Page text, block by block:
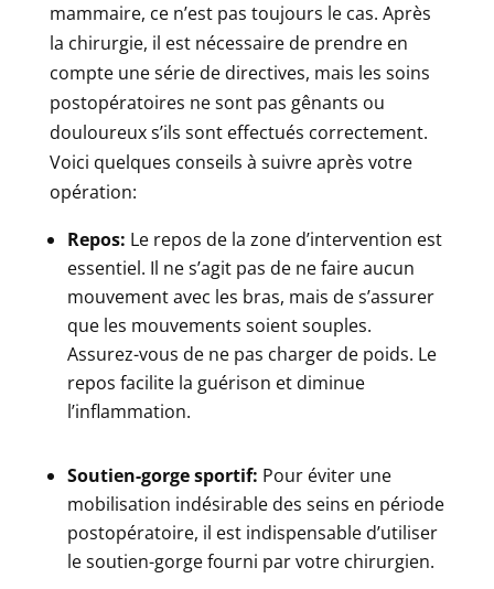
mammaire, ce n’est pas toujours le cas. Après
la chirurgie, il est nécessaire de prendre en
compte une série de directives, mais les soins
postopératoires ne sont pas gênants ou
douloureux s’ils sont effectués correctement.
Voici quelques conseils à suivre après votre
opération:
Repos: Le repos de la zone d’intervention est
essentiel. Il ne s’agit pas de ne faire aucun
mouvement avec les bras, mais de s’assurer
que les mouvements soient souples.
Assurez-vous de ne pas charger de poids. Le
repos facilite la guérison et diminue
l’inflammation.
Soutien-gorge sportif: Pour éviter une
mobilisation indésirable des seins en période
postopératoire, il est indispensable d’utiliser
le soutien-gorge fourni par votre chirurgien.